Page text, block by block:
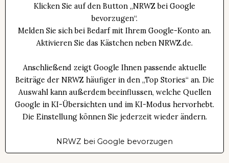
Klicken Sie auf den Button „NRWZ bei Google
bevorzugen“.
Melden Sie sich bei Bedarf mit Ihrem Google-Konto an.
Aktivieren Sie das Kästchen neben NRWZ.de.
Anschließend zeigt Google Ihnen passende aktuelle
Beiträge der NRWZ häufiger in den „Top Stories“ an. Die
Auswahl kann außerdem beeinflussen, welche Quellen
Google in KI-Übersichten und im KI-Modus hervorhebt.
Die Einstellung können Sie jederzeit wieder ändern.
NRWZ bei Google bevorzugen